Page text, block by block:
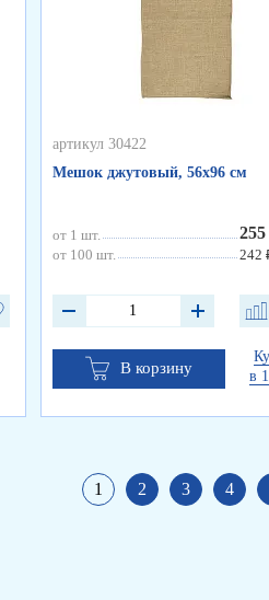
артикул 30422
Мешок джутовый, 56х96 см
от 1 шт.
от 100 шт. 242
В корзину
в
1 2 3 4